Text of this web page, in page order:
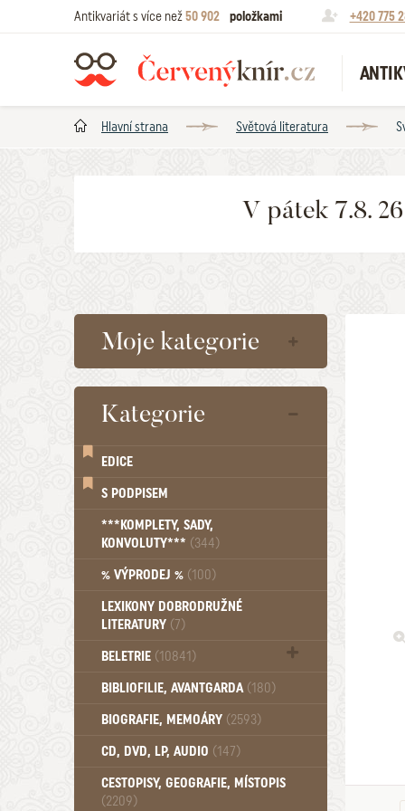
Antikvariát s více než50 902 položkami +420 775
Hlavní strana Světová literatura
V pátek 7.8.
Moje kategorie
Kategorie
EDICE
S PODPISEM
***KOMPLETY, SADY,
KONVOLUTY*** (344)
% VÝPRODEJ % (100)
LEXIKONY DOBRODRUŽNÉ
LITERATURY (7)
BELETRIE (10841)
Beletrie - Historická (1388)
Beletrie - Povídky (1757)
Beletrie - Válečné romány (489)
Beletrie - Ženské a dívčí romány
(1522)
BIBLIOFILIE, AVANTGARDA (180)
BIOGRAFIE, MEMOÁRY (2593)
CD, DVD, LP, AUDIO (147)
CESTOPISY, GEOGRAFIE, MÍSTOPIS
(2209)